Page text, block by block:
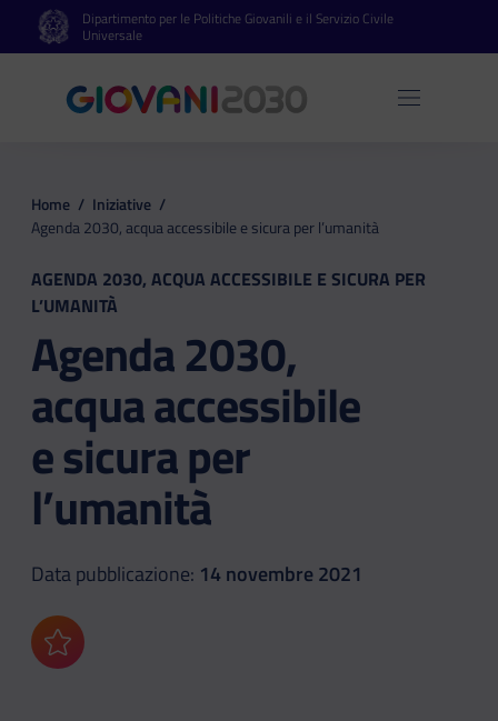
Vai al contenuto principale
Vai al footerDipartimento per le Politiche Giovanili e il Servizio Civile
Universale
Apri
Home / Iniziative /
Agenda 2030, acqua accessibile e sicura per l’umanità
AGENDA 2030, ACQUA ACCESSIBILE E SICURA PER
L’UMANITÀ
Agenda 2030,
acqua accessibile
e sicura per
l’umanità
Data pubblicazione: 14 novembre 2021
Aggiungi ai preferiti